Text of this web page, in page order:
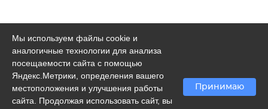
Мы используем файлы cookie и
аналогичные технологии для анализа
посещаемости сайта с помощью
Яндекс.Метрики, определения вашего
местоположения и улучшения работы
сайта. Продолжая использовать сайт, вы
Принимаю